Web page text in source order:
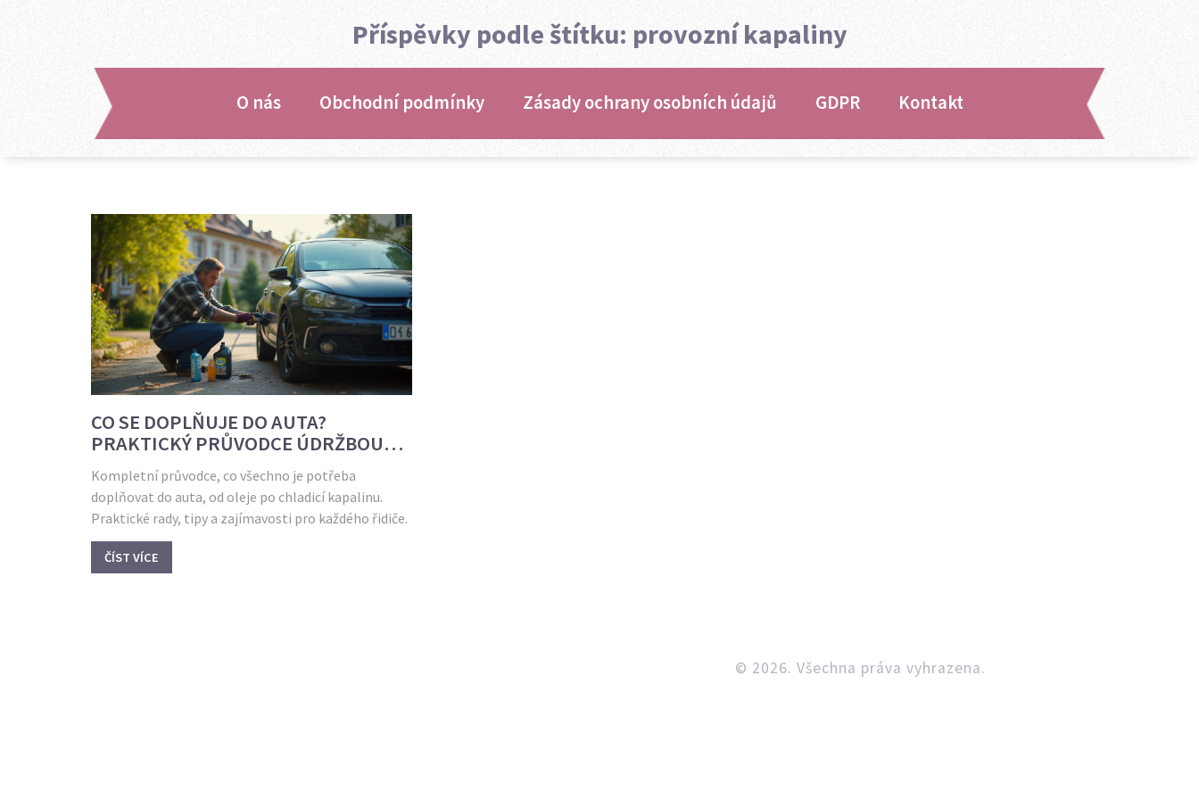
Příspěvky podle štítku: provozní kapaliny
O nás Obchodní podmínky Zásady ochrany osobních údajů GDPR Kontakt
CO SE DOPLŇUJE DO AUTA?
PRAKTICKÝ PRŮVODCE ÚDRŽBOU
VOZIDLA
Kompletní průvodce, co všechno je potřeba
doplňovat do auta, od oleje po chladicí kapalinu.
Praktické rady, tipy a zajímavosti pro každého řidiče.
ČÍST VÍCE
© 2026. Všechna práva vyhrazena.